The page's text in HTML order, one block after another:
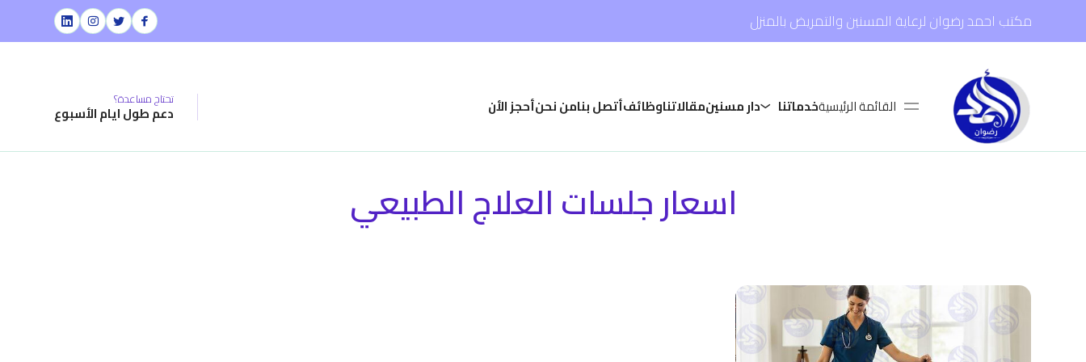
مكتب احمد رضوان لرعاية المسنين والتمريض بالمنزل
القائمة الرئيسيةخدماتنا دار مسنينمقالاتناوظائفأتصل بنامن نحنأحجز الأن تحتاج مساعدة؟
دعم طول ايام الأسبوع
اسعار جلسات العلاج الطبيعي